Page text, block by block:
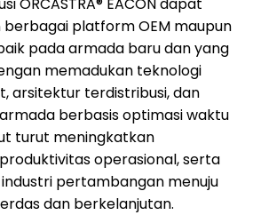
platform OEM maupun
pada armada baru dan yang
memadukan teknologi
arsitektur terdistribusi, dan
berbasis optimasi waktu
turut meningkatkan
operasional, serta
pertambangan menuju
dan berkelanjutan.